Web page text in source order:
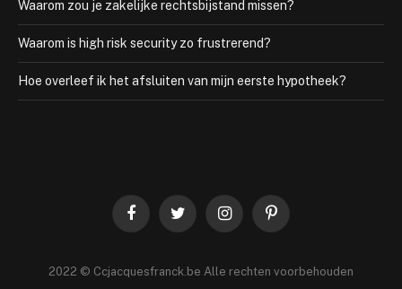
Waarom zou je zakelijke rechtsbijstand missen?
Waarom is high risk security zo frustrerend?
Hoe overleef ik het afsluiten van mijn eerste hypotheek?
FacebookTwitter InstagramPinterest
2022 © Ccjacquesfranck.be Alle rechten voorbehouden